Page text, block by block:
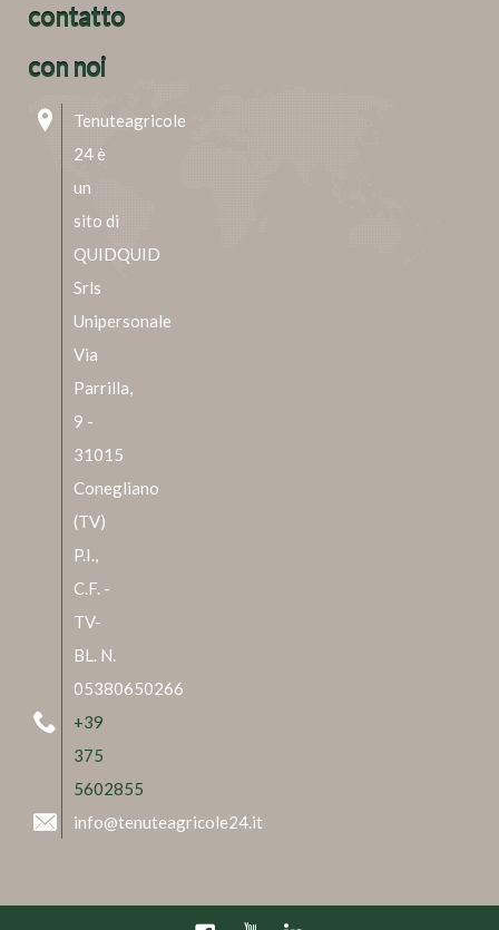
contatto
con noi
Tenuteagricole
24 è
un
sito di
QUIDQUID
Srls
Unipersonale
Via
Parrilla,
9 -
31015
Conegliano
(TV)
P.I.,
C.F. -
TV-
BL. N.
05380650266
+39
375
5602855
info@tenuteagricole24.it